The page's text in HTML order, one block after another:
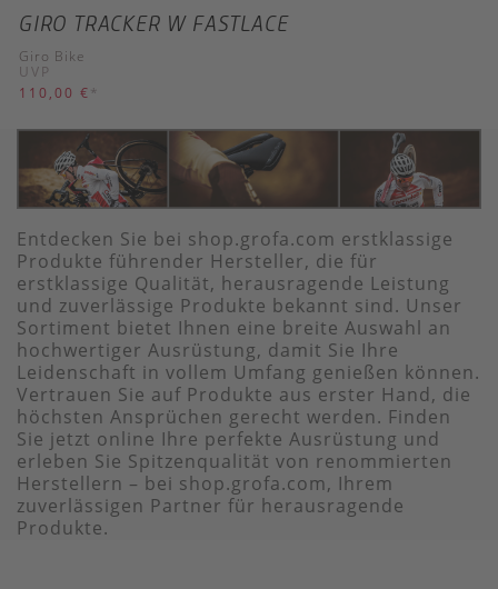
GIRO TRACKER W FASTLACE
Giro Bike
UVP
110,00 € *
Entdecken Sie bei shop.grofa.com erstklassige
Produkte führender Hersteller, die für
erstklassige Qualität, herausragende Leistung
und zuverlässige Produkte bekannt sind. Unser
Sortiment bietet Ihnen eine breite Auswahl an
hochwertiger Ausrüstung, damit Sie Ihre
Leidenschaft in vollem Umfang genießen können.
Vertrauen Sie auf Produkte aus erster Hand, die
höchsten Ansprüchen gerecht werden. Finden
Sie jetzt online Ihre perfekte Ausrüstung und
erleben Sie Spitzenqualität von renommierten
Herstellern – bei shop.grofa.com, Ihrem
zuverlässigen Partner für herausragende
Produkte.